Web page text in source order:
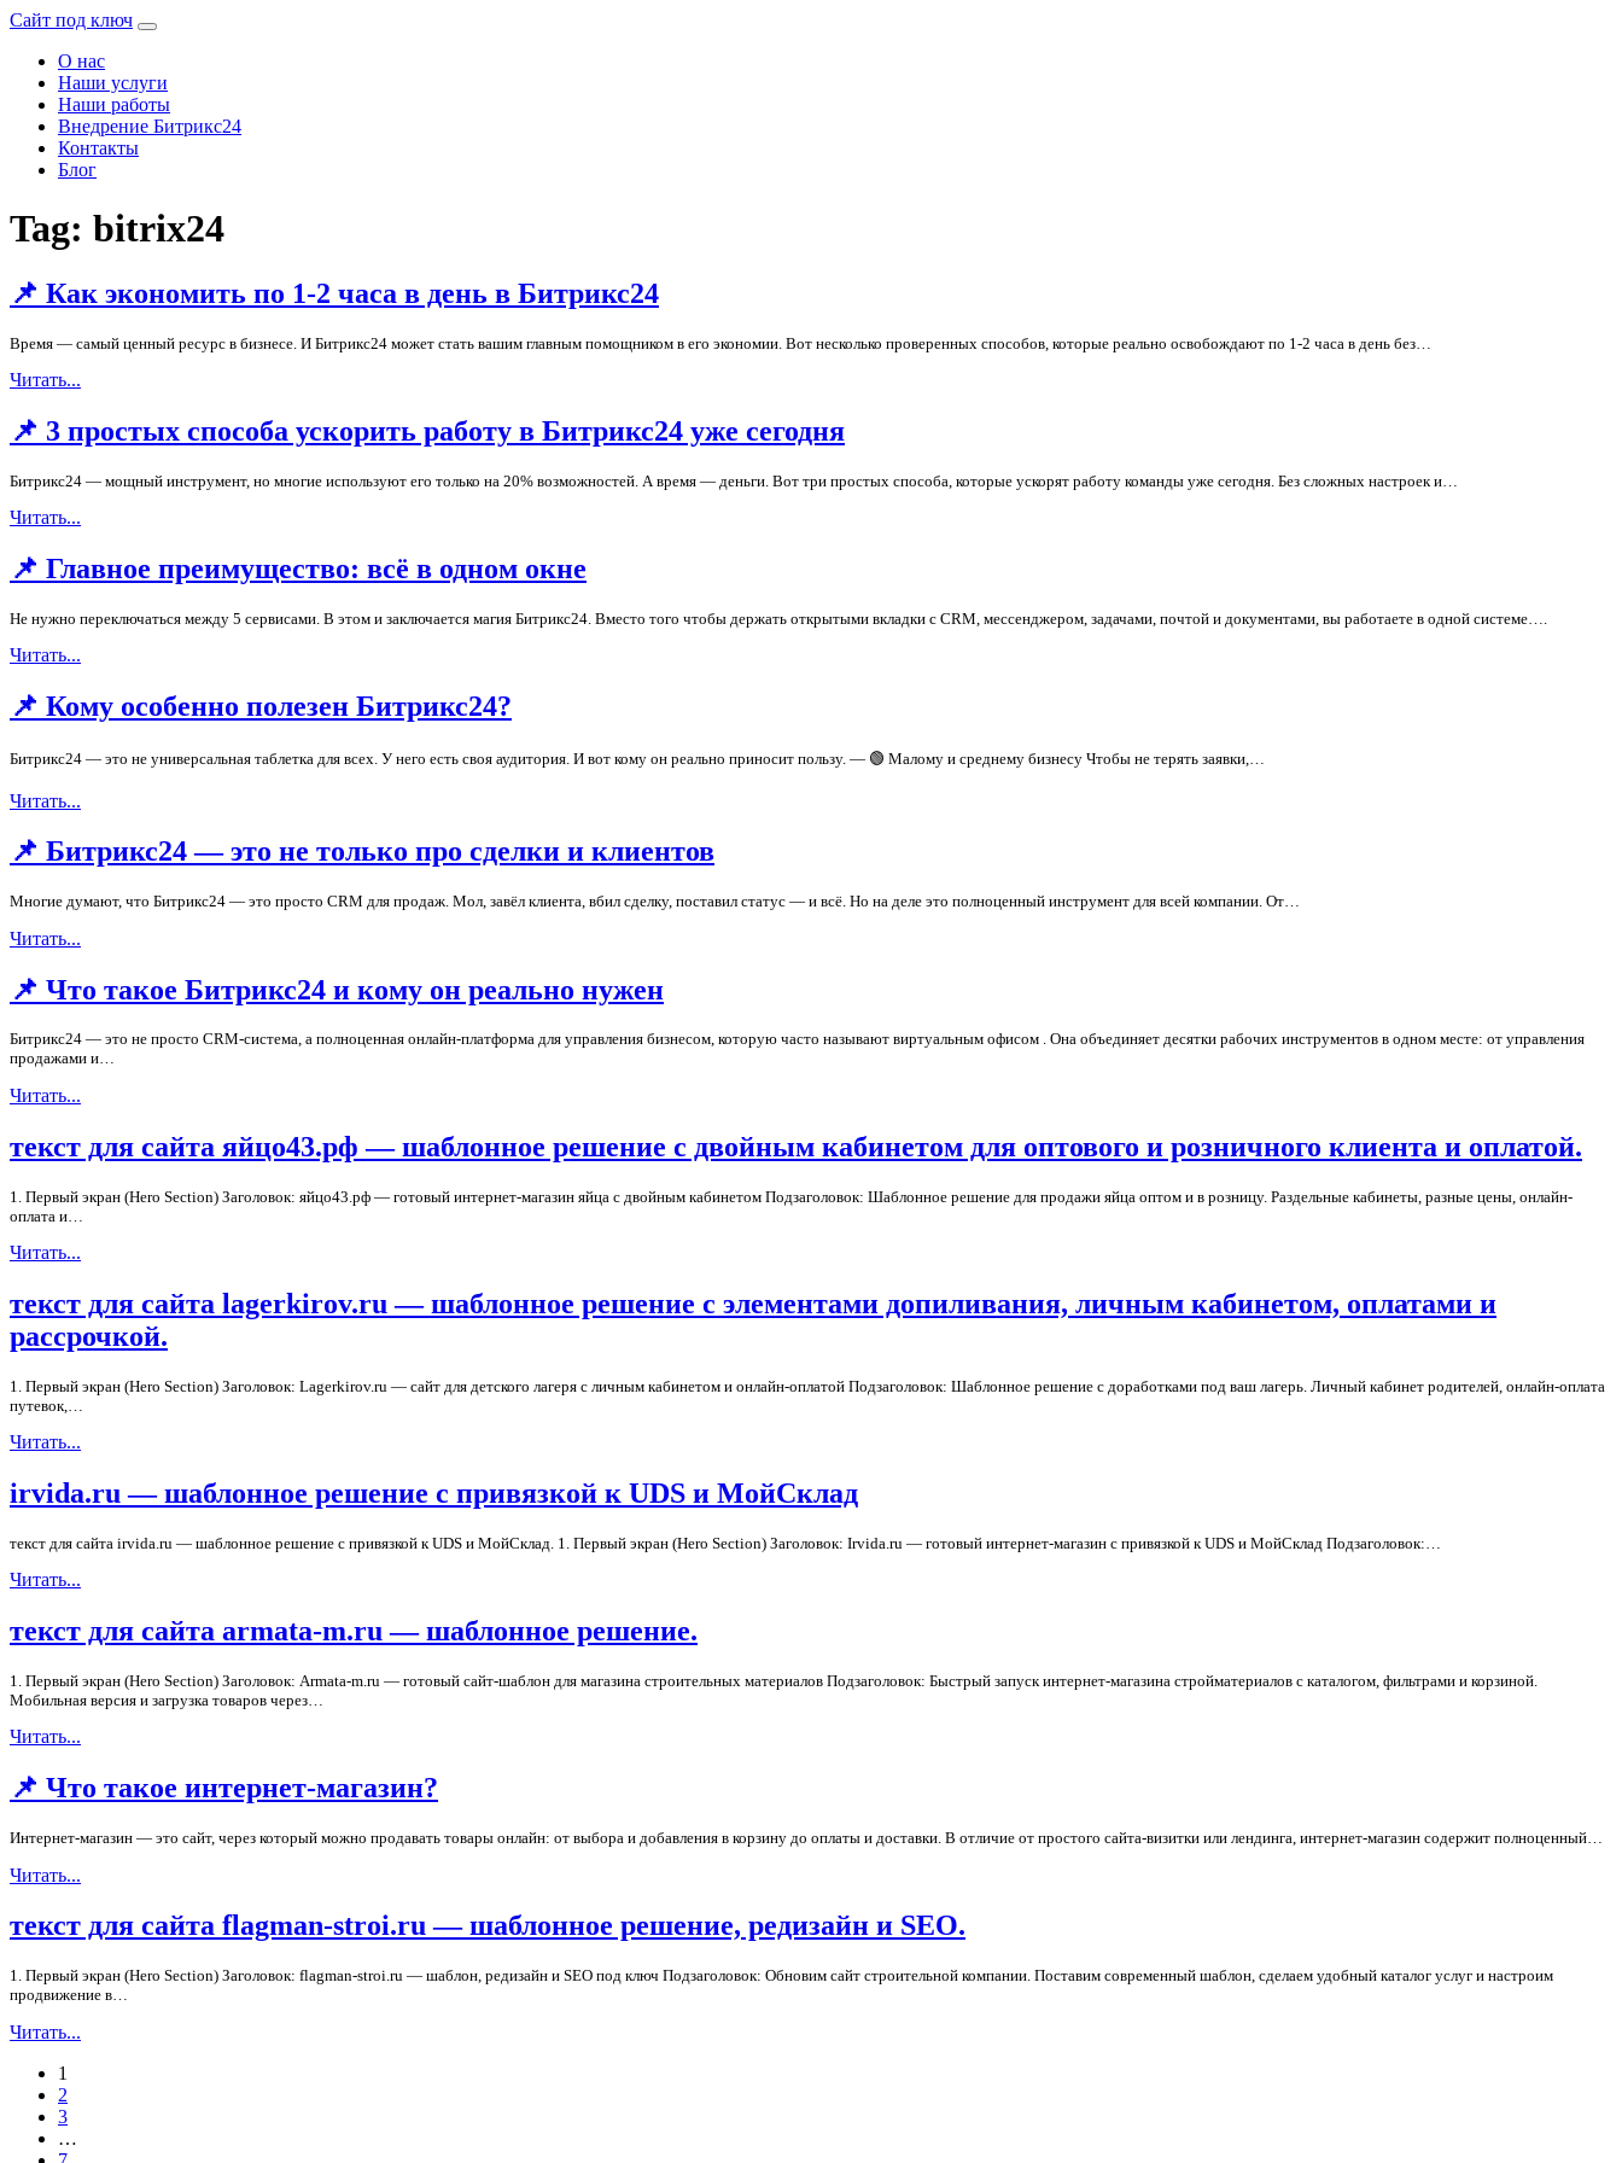
Сайт под ключ
О нас
Наши услуги
Наши работы
Внедрение Битрикс24
Контакты
Блог
Tag: bitrix24
📌 Как экономить по 1-2 часа в день в Битрикс24
Время — самый ценный ресурс в бизнесе. И Битрикс24 может стать вашим главным помощником в его экономии. Вот несколько проверенных способов, которые реально освобождают по 1-2 часа в день без…
Читать...
📌 3 простых способа ускорить работу в Битрикс24 уже сегодня
Битрикс24 — мощный инструмент, но многие используют его только на 20% возможностей. А время — деньги. Вот три простых способа, которые ускорят работу команды уже сегодня. Без сложных настроек и…
Читать...
📌 Главное преимущество: всё в одном окне
Не нужно переключаться между 5 сервисами. В этом и заключается магия Битрикс24. Вместо того чтобы держать открытыми вкладки с CRM, мессенджером, задачами, почтой и документами, вы работаете в одной системе….
Читать...
📌 Кому особенно полезен Битрикс24?
Битрикс24 — это не универсальная таблетка для всех. У него есть своя аудитория. И вот кому он реально приносит пользу. — 🟢 Малому и среднему бизнесу Чтобы не терять заявки,…
Читать...
📌 Битрикс24 — это не только про сделки и клиентов
Многие думают, что Битрикс24 — это просто CRM для продаж. Мол, завёл клиента, вбил сделку, поставил статус — и всё. Но на деле это полноценный инструмент для всей компании. От…
Читать...
📌 Что такое Битрикс24 и кому он реально нужен
Битрикс24 — это не просто CRM-система, а полноценная онлайн-платформа для управления бизнесом, которую часто называют виртуальным офисом . Она объединяет десятки рабочих инструментов в одном месте: от управления
продажами и…
Читать...
текст для сайта яйцо43.рф — шаблонное решение с двойным кабинетом для оптового и розничного клиента и оплатой.
1. Первый экран (Hero Section) Заголовок: яйцо43.рф — готовый интернет-магазин яйца с двойным кабинетом Подзаголовок: Шаблонное решение для продажи яйца оптом и в розницу. Раздельные кабинеты, разные цены, онлайн-
оплата и…
Читать...
текст для сайта lagerkirov.ru — шаблонное решение с элементами допиливания, личным кабинетом, оплатами и
рассрочкой.
1. Первый экран (Hero Section) Заголовок: Lagerkirov.ru — сайт для детского лагеря с личным кабинетом и онлайн-оплатой Подзаголовок: Шаблонное решение с доработками под ваш лагерь. Личный кабинет родителей, онлайн-оплата
путевок,…
Читать...
irvida.ru — шаблонное решение с привязкой к UDS и МойСклад
текст для сайта irvida.ru — шаблонное решение с привязкой к UDS и МойСклад. 1. Первый экран (Hero Section) Заголовок: Irvida.ru — готовый интернет-магазин с привязкой к UDS и МойСклад Подзаголовок:…
Читать...
текст для сайта armata-m.ru — шаблонное решение.
1. Первый экран (Hero Section) Заголовок: Armata-m.ru — готовый сайт-шаблон для магазина строительных материалов Подзаголовок: Быстрый запуск интернет-магазина стройматериалов с каталогом, фильтрами и корзиной.
Мобильная версия и загрузка товаров через…
Читать...
📌 Что такое интернет-магазин?
Интернет-магазин — это сайт, через который можно продавать товары онлайн: от выбора и добавления в корзину до оплаты и доставки. В отличие от простого сайта-визитки или лендинга, интернет-магазин содержит полноценный…
Читать...
текст для сайта flagman-stroi.ru — шаблонное решение, редизайн и SEO.
1. Первый экран (Hero Section) Заголовок: flagman-stroi.ru — шаблон, редизайн и SEO под ключ Подзаголовок: Обновим сайт строительной компании. Поставим современный шаблон, сделаем удобный каталог услуг и настроим
продвижение в…
Читать...
1
2
3
…